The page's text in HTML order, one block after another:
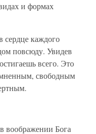
и формах
сердце каждого
повсюду. Увидев
всего. Это
свободным
воображении Бога